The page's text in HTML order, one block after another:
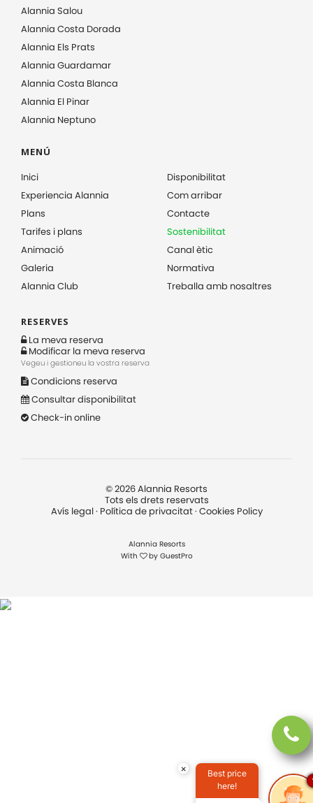
Alannia Salou
Alannia Costa Dorada
Alannia Els Prats
Alannia Guardamar
Alannia Costa Blanca
Alannia El Pinar
Alannia Neptuno
MENÚ
Inici
Experiencia Alannia
Plans
Tarifes i plans
Animació
Galeria
Alannia Club
Disponibilitat
Com arribar
Contacte
Sostenibilitat
Canal ètic
Normativa
Treballa amb nosaltres
RESERVES
La meva reserva
Modificar la meva reserva
Vegeu i gestioneu la vostra reserva
Condicions reserva
Consultar disponibilitat
Check-in online
©2026Alannia Resorts
Tots els drets reservats
Avís legal· Política de privacitat· Cookies Policy
Alannia Resorts
With
by GuestPro
×
Best price
here!